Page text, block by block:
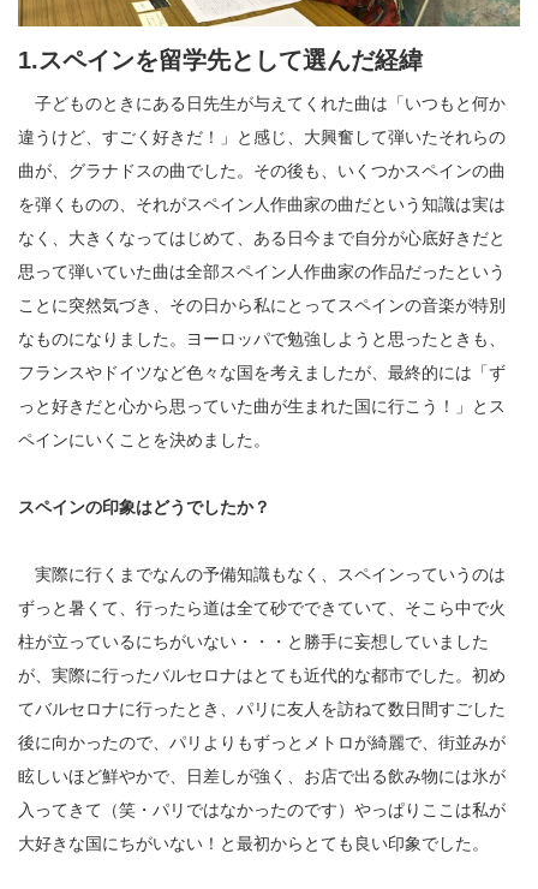
1.スペインを留学先として選んだ経緯
子どものときにある日先生が与えてくれた曲は「いつもと何か
違うけど、すごく好きだ！」と感じ、大興奮して弾いたそれらの
曲が、グラナドスの曲でした。その後も、いくつかスペインの曲
を弾くものの、それがスペイン人作曲家の曲だという知識は実は
なく、大きくなってはじめて、ある日今まで自分が心底好きだと
思って弾いていた曲は全部スペイン人作曲家の作品だったという
ことに突然気づき、その日から私にとってスペインの音楽が特別
なものになりました。ヨーロッパで勉強しようと思ったときも、
フランスやドイツなど色々な国を考えましたが、最終的には「ず
っと好きだと心から思っていた曲が生まれた国に行こう！」とス
ペインにいくことを決めました。
スペインの印象はどうでしたか？
実際に行くまでなんの予備知識もなく、スペインっていうのは
ずっと暑くて、行ったら道は全て砂でできていて、そこら中で火
柱が立っているにちがいない・・・と勝手に妄想していました
が、実際に行ったバルセロナはとても近代的な都市でした。初め
てバルセロナに行ったとき、パリに友人を訪ねて数日間すごした
後に向かったので、パリよりもずっとメトロが綺麗で、街並みが
眩しいほど鮮やかで、日差しが強く、お店で出る飲み物には氷が
入ってきて（笑・パリではなかったのです）やっぱりここは私が
大好きな国にちがいない！と最初からとても良い印象でした。